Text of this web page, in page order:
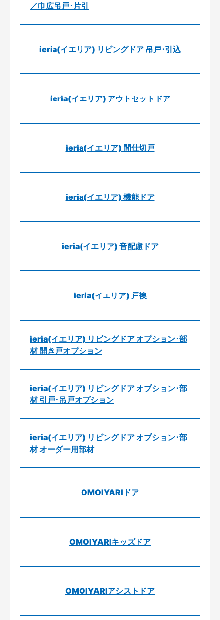
／巾広吊戸･片引
ieria(イエリア) リビングドア 吊戸･引込
ieria(イエリア) アウトセットドア
ieria(イエリア) 間仕切戸
ieria(イエリア) 機能ドア
ieria(イエリア) 音配慮ドア
ieria(イエリア) 戸襖
ieria(イエリア) リビングドア オプション･部
材 開き戸オプション
ieria(イエリア) リビングドア オプション･部
材 引戸･吊戸オプション
ieria(イエリア) リビングドア オプション･部
材 オーダー用部材
OMOIYARIドア
OMOIYARIキッズドア
OMOIYARIアシストドア